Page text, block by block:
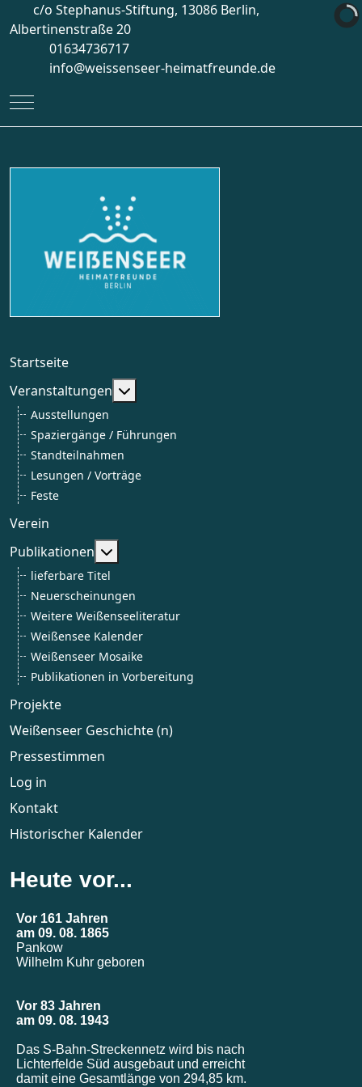
c/o Stephanus-Stiftung, 13086 Berlin,
Albertinenstraße 20
01634736717
info@weissenseer-heimatfreunde.de
Mobile Menu Toggle
Startseite
Veranstaltungen
Weitere Informationen:
Ausstellungen
Spaziergänge / Führungen
Standteilnahmen
Lesungen / Vorträge
Feste
Verein
Publikationen
Weitere Informationen: Publikationen
lieferbare Titel
Neuerscheinungen
Weitere Weißenseeliteratur
Weißensee Kalender
Weißenseer Mosaike
Publikationen in Vorbereitung
Projekte
Weißenseer Geschichte (n)
Pressestimmen
Log in
Kontakt
Historischer Kalender
Heute vor...